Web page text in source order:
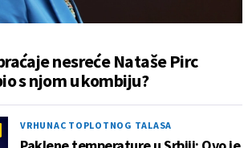
nesreće Nataše Pirc
s njom u kombiju?
VRHUNAC TOPLOTNOG TALASA